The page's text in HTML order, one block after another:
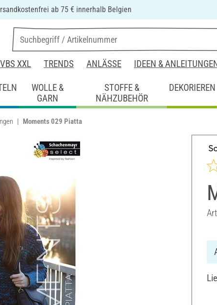
ab 75 € innerhalb Belgien
VBS XXL TRENDS ANLÄSSE IDEEN &
WOLLE &
GARN
STOFFE &
NÄHZUBEHÖR
DEKORIEREN
Moments 029 Piatta